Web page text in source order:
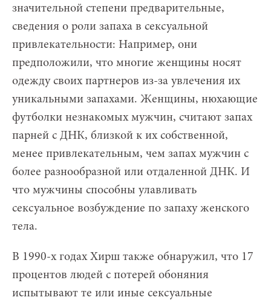
значительной степени предварительные,
сведения о роли запаха в сексуальной
привлекательности: Например, они
предположили, что многие женщины носят
одежду своих партнеров из-за увлечения их
уникальными запахами. Женщины, нюхающие
футболки незнакомых мужчин, считают запах
парней с ДНК, близкой к их собственной,
менее привлекательным, чем запах мужчин с
более разнообразной или отдаленной ДНК. И
что мужчины способны улавливать
сексуальное возбуждение по запаху женского
тела.
В 1990-х годах Хирш также обнаружил, что 17
процентов людей с потерей обоняния
испытывают те или иные сексуальные